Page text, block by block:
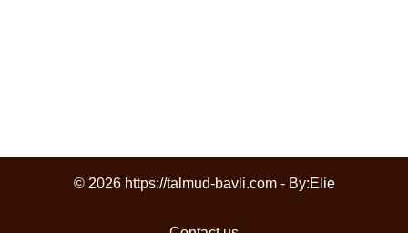
© 2026 https://talmud-bavli.com - By:Elie